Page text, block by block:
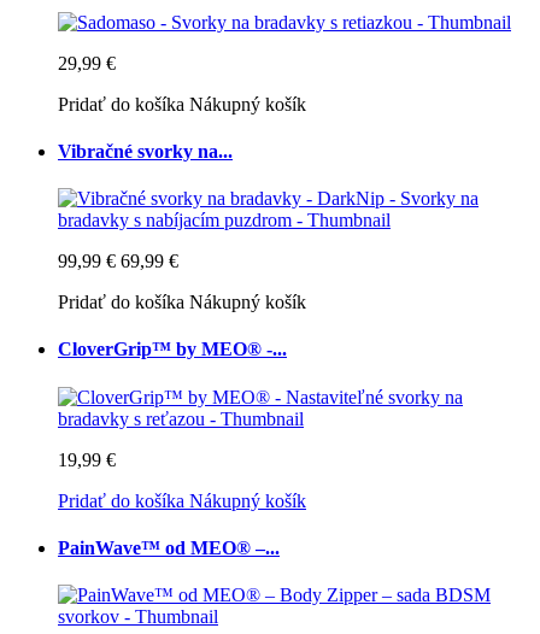
29,99 €
Pridať do košíka Nákupný košík
Vibračné svorky na...
99,99 € 69,99 €
Pridať do košíka Nákupný košík
CloverGrip™ by MEO® -...
19,99 €
Pridať do košíka Nákupný košík
PainWave™ od MEO® –...